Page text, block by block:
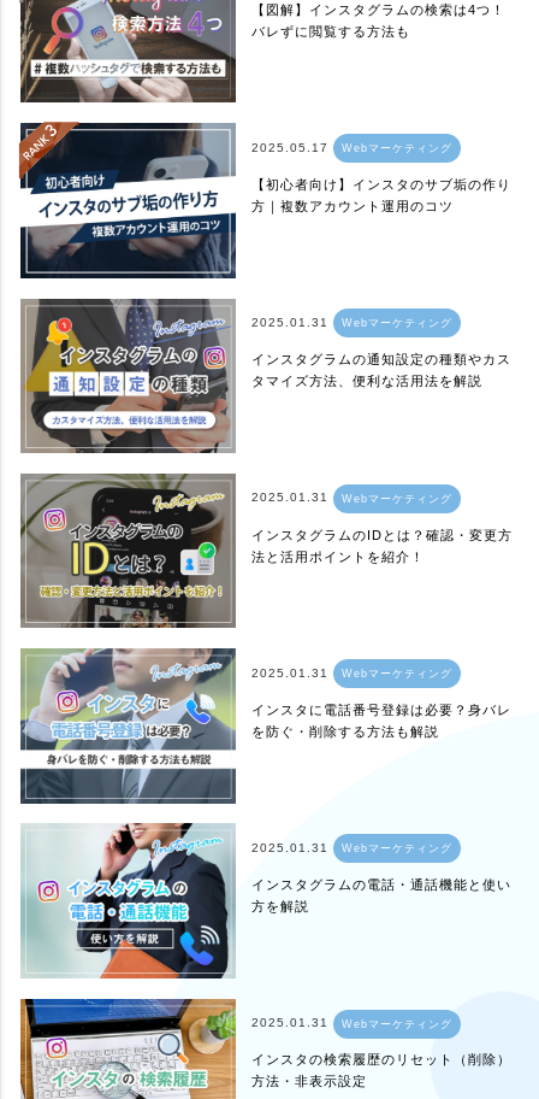
【図解】インスタグラムの検索は4つ！
バレずに閲覧する方法も
2025.05.17 Webマーケティング
【初心者向け】インスタのサブ垢の作り
方｜複数アカウント運用のコツ
2025.01.31 Webマーケティング
インスタグラムの通知設定の種類やカス
タマイズ方法、便利な活用法を解説
2025.01.31 Webマーケティング
インスタグラムのIDとは？確認・変更方
法と活用ポイントを紹介！
2025.01.31 Webマーケティング
インスタに電話番号登録は必要？身バレ
を防ぐ・削除する方法も解説
2025.01.31 Webマーケティング
インスタグラムの電話・通話機能と使い
方を解説
2025.01.31 Webマーケティング
インスタの検索履歴のリセット（削除）
方法・非表示設定